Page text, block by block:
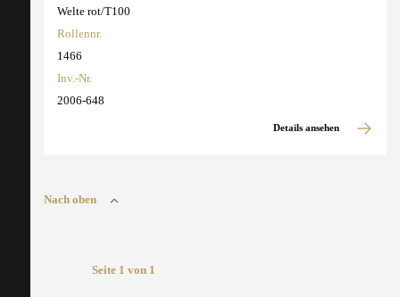
Welte rot/T100
Rollennr.
1466
Inv.-Nr.
2006-648
Details ansehen
Nach oben
Seite 1 von 1